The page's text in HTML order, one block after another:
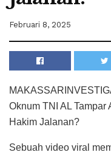
Februari 8, 2025
Oknum TNI AL
Hakim Jalanan?
Sebuah video viral